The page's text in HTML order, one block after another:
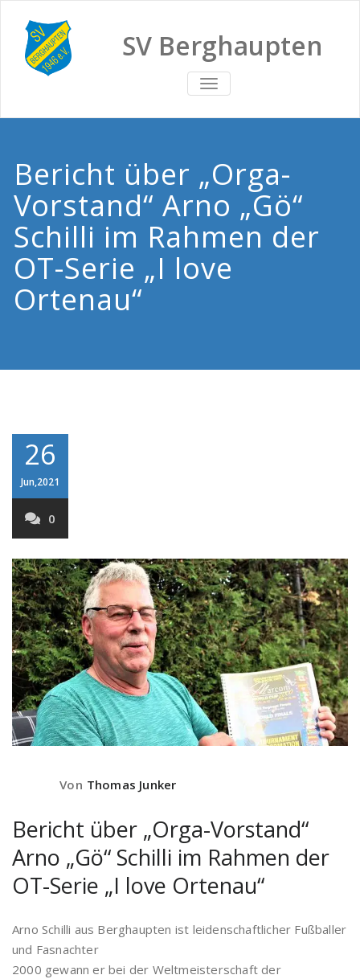
SV Berghaupten
TOGGLE
NAVIGATION
Bericht über „Orga-
Vorstand“ Arno „Gö“
Schilli im Rahmen der
OT-Serie „I love
Ortenau“
26
Jun,2021
0
Von Thomas Junker
Bericht über „Orga-Vorstand“
Arno „Gö“ Schilli im Rahmen der
OT-Serie „I love Ortenau“
Arno Schilli aus Berghaupten ist leidenschaftlicher Fußballer
und Fasnachter
2000 gewann er bei der Weltmeisterschaft der